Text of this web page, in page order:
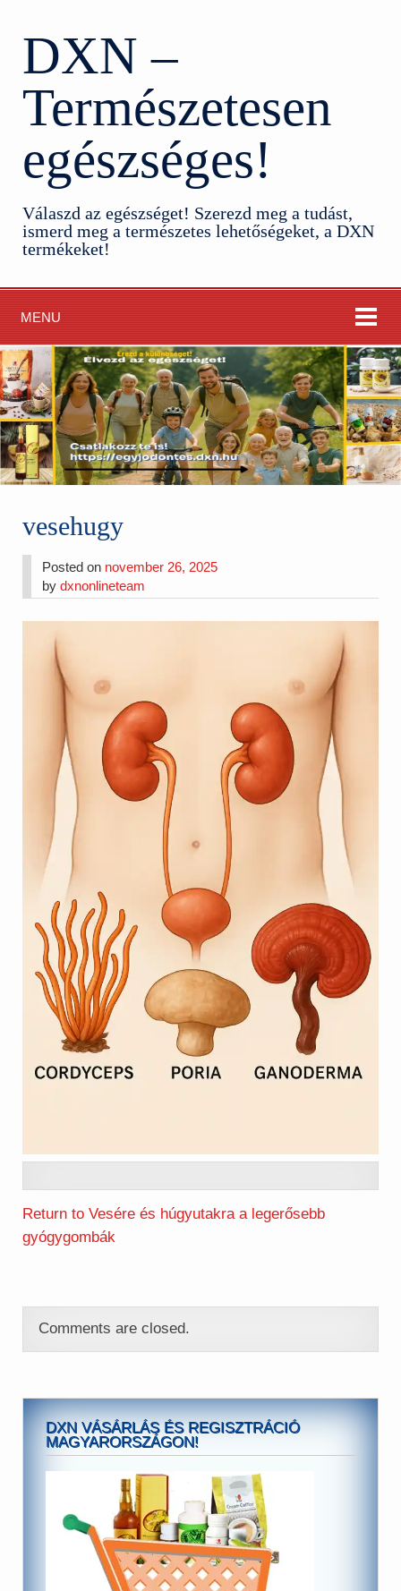
DXN –
Természetesen
egészséges!
Válaszd az egészséget! Szerezd meg a tudást,
ismerd meg a természetes lehetőségeket, a DXN
termékeket!
MENU
vesehugy
Posted on november 26, 2025
bydxnonlineteam
Return to Vesére és húgyutakra a legerősebb
gyógygombák
Comments are closed.
DXN VÁSÁRLÁS ÉS REGISZTRÁCIÓ
MAGYARORSZÁGON!